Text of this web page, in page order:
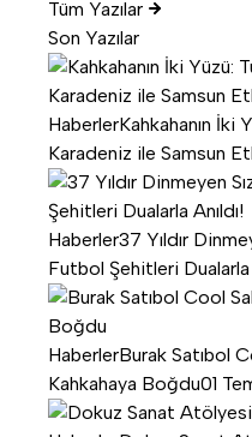
Tüm Yazılar
Son Yazılar
HaberlerKahkahanın İki
Karadeniz ile Samsun
Haberler37 Yıldır
Futbol Şehitleri Dualarla
HaberlerBurak Satıbol
Kahkahaya Boğdu01